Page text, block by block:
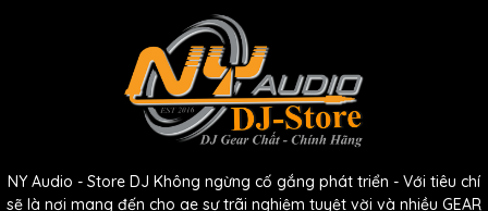
NY Audio - Store DJ Không ngừng cố gắng phát triển - Với tiêu chí
sẽ là nơi mang đến cho ae sự trãi nghiệm tuyệt vời và nhiều GEAR